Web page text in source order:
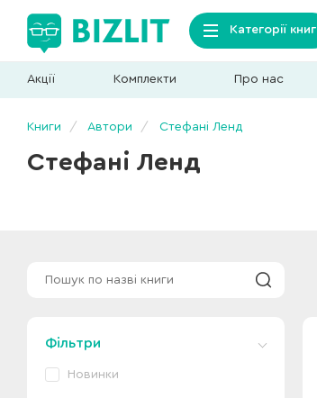
Категорії книг
Акції Комплекти Про нас
Книги Автори Стефані Ленд
Стефані Ленд
Фільтри
Новинки